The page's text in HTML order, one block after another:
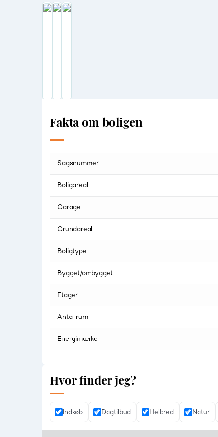
skabe, god bordplads og vaskesøjle. Den fantastisk
Fakta om boligen
Sagsnummer
Boligareal
Garage
Grundareal
Boligtype
Bygget/ombygget
Etager
Antal rum
Energimærke
Hvor finder jeg?
Indkøb Dagtilbud Helbred Natur